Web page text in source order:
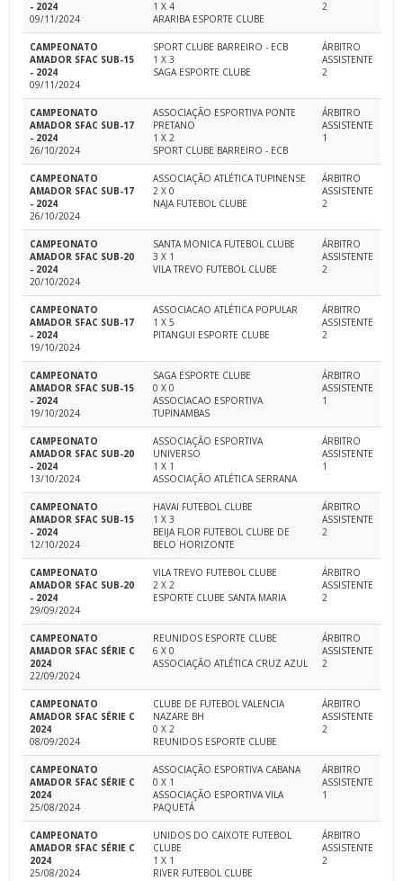
- 2024
09/11/2024
1 X 4
ARARIBA ESPORTE CLUBE
2
CAMPEONATO
AMADOR SFAC SUB-15
- 2024
09/11/2024
SPORT CLUBE BARREIRO - ECB
1 X 3
SAGA ESPORTE CLUBE
ÁRBITRO
ASSISTENTE
2
CAMPEONATO
AMADOR SFAC SUB-17
- 2024
26/10/2024
ASSOCIAÇÃO ESPORTIVA PONTE
PRETANO
1 X 2
SPORT CLUBE BARREIRO - ECB
ÁRBITRO
ASSISTENTE
1
CAMPEONATO
AMADOR SFAC SUB-17
- 2024
26/10/2024
ASSOCIAÇÃO ATLÉTICA TUPINENSE
2 X 0
NAJA FUTEBOL CLUBE
ÁRBITRO
ASSISTENTE
2
CAMPEONATO
AMADOR SFAC SUB-20
- 2024
20/10/2024
SANTA MONICA FUTEBOL CLUBE
3 X 1
VILA TREVO FUTEBOL CLUBE
ÁRBITRO
ASSISTENTE
2
CAMPEONATO
AMADOR SFAC SUB-17
- 2024
19/10/2024
ASSOCIACAO ATLÉTICA POPULAR
1 X 5
PITANGUI ESPORTE CLUBE
ÁRBITRO
ASSISTENTE
2
CAMPEONATO
AMADOR SFAC SUB-15
- 2024
19/10/2024
SAGA ESPORTE CLUBE
0 X 0
ASSOCIACAO ESPORTIVA
TUPINAMBAS
ÁRBITRO
ASSISTENTE
1
CAMPEONATO
AMADOR SFAC SUB-20
- 2024
13/10/2024
ASSOCIAÇÃO ESPORTIVA
UNIVERSO
1 X 1
ASSOCIAÇÃO ATLÉTICA SERRANA
ÁRBITRO
ASSISTENTE
1
CAMPEONATO
AMADOR SFAC SUB-15
- 2024
12/10/2024
HAVAI FUTEBOL CLUBE
1 X 3
BEIJA FLOR FUTEBOL CLUBE DE
BELO HORIZONTE
ÁRBITRO
ASSISTENTE
2
CAMPEONATO
AMADOR SFAC SUB-20
- 2024
29/09/2024
VILA TREVO FUTEBOL CLUBE
2 X 2
ESPORTE CLUBE SANTA MARIA
ÁRBITRO
ASSISTENTE
2
CAMPEONATO
AMADOR SFAC SÉRIE C
2024
22/09/2024
REUNIDOS ESPORTE CLUBE
6 X 0
ASSOCIAÇÃO ATLÉTICA CRUZ AZUL
ÁRBITRO
ASSISTENTE
2
CAMPEONATO
AMADOR SFAC SÉRIE C
2024
08/09/2024
CLUBE DE FUTEBOL VALENCIA
NAZARE BH
0 X 2
REUNIDOS ESPORTE CLUBE
ÁRBITRO
ASSISTENTE
2
CAMPEONATO
AMADOR SFAC SÉRIE C
2024
25/08/2024
ASSOCIAÇÃO ESPORTIVA CABANA
0 X 1
ASSOCIAÇÃO ESPORTIVA VILA
PAQUETÁ
ÁRBITRO
ASSISTENTE
1
CAMPEONATO
AMADOR SFAC SÉRIE C
2024
25/08/2024
UNIDOS DO CAIXOTE FUTEBOL
CLUBE
1 X 1
RIVER FUTEBOL CLUBE
ÁRBITRO
ASSISTENTE
2